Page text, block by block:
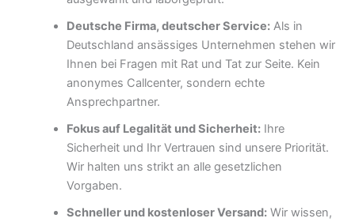
Deutsche Firma, deutscher Service:Als in
Deutschland ansässiges Unternehmen stehen wir
Ihnen bei Fragen mit Rat und Tat zur Seite. Kein
anonymes Callcenter, sondern echte
Ansprechpartner.
Fokus auf Legalität und Sicherheit:Ihre
Sicherheit und Ihr Vertrauen sind unsere Priorität.
Wir halten uns strikt an alle gesetzlichen
Vorgaben.
Schneller und kostenloser Versand:Wir wissen,